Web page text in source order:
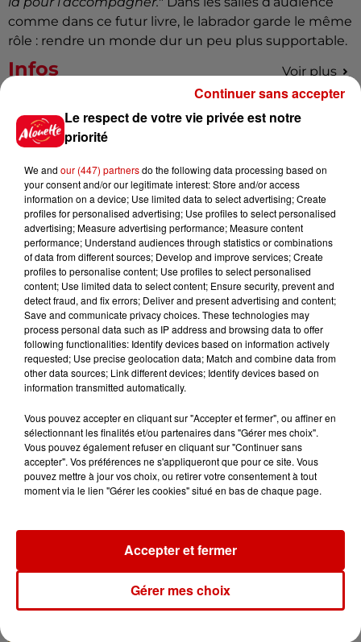
comme dans ce futur livre, le labrador garde le même
rôle : rendre un monde dur un peu plus supportable.
Infos Voir plus
15h30
Un homme décède après une
14h48
Vendre un chiot en animalerie
peut coûter très cher
14h03
Invasion de physalies sur des
plages du Sud-Ouest
11h51
À LA UNE : affaire Manon
Relandeau, musée cambriolé et
Amel Bent en...
Jeux Voir plus
Le respect de votre vie privée est notre
priorité
We and our (447) partnersdo the following data processing based on
your consent and/or our legitimate interest: Store and/or access
information on a device; Use limited data to select advertising; Create
profiles for personalised advertising; Use profiles to select personalised
advertising; Measure advertising performance; Measure content
performance; Understand audiences through statistics or combinations
of data from different sources; Develop and improve services; Create
profiles to personalise content; Use profiles to select personalised
content; Use limited data to select content; Ensure security, prevent and
detect fraud, and fix errors; Deliver and present advertising and content;
Save and communicate privacy choices. These technologies may
process personal data such as IP address and browsing data to offer
following functionalities: Identify devices based on information actively
requested; Use precise geolocation data; Match and combine data from
other data sources; Link different devices; Identify devices based on
information transmitted automatically.
Vous pouvez accepter en cliquant sur "Accepter et fermer", ou affiner en
sélectionnant les finalités et/ou partenaires dans "Gérer mes choix".
Vous pouvez également refuser en cliquant sur "Continuer sans
accepter". Vos préférences ne s'appliqueront que pour ce site. Vous
pouvez mettre à jour vos choix, ou retirer votre consentement à tout
moment via le lien "Gérer les cookies" situé en bas de chaque page.
Gérer mes choix
Accepter et fermer
Continuer sans accepter